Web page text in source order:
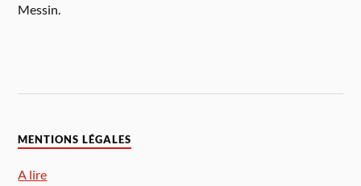
Messin.
MENTIONS LÉGALES
A lire